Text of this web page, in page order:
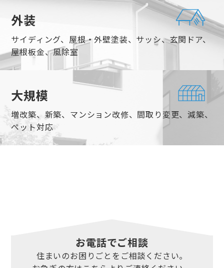
外装
サイディング、屋根・外壁塗装、サッシ、玄関ドア、
屋根板金、風除室
大規模
増改築、新築、マンション改修、間取り変更、減築、
ペット対応
お電話でご相談
住まいのお困りごとを ご相談ください。